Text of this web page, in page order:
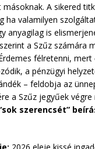
A sikered
ha valamilyen
anyagilag is
a Szűz
félretenni, mert
a pénzügyi
– feldobja az
a Szűz jegyűek
szerencsét”